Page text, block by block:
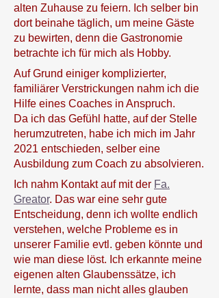
alten Zuhause zu feiern. Ich selber bin
dort beinahe täglich, um meine Gäste
zu bewirten, denn die Gastronomie
betrachte ich für mich als Hobby.
Auf Grund einiger komplizierter,
familiärer Verstrickungen nahm ich die
Hilfe eines Coaches in Anspruch.
Da ich das Gefühl hatte, auf der Stelle
herumzutreten, habe ich mich im Jahr
2021 entschieden, selber eine
Ausbildung zum Coach zu absolvieren.
Ich nahm Kontakt auf mit der Fa.
Greator. Das war eine sehr gute
Entscheidung, denn ich wollte endlich
verstehen, welche Probleme es in
unserer Familie evtl. geben könnte und
wie man diese löst. Ich erkannte meine
eigenen alten Glaubenssätze, ich
lernte, dass man nicht alles glauben